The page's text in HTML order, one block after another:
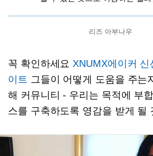
리즈 아부나우
꼭 확인하세요 XNUMX에이커
이트 그들이 어떻게 도움을 주는
해 커뮤니티 - 우리는 목적에 부
스를 구축하도록 영감을 받게 될